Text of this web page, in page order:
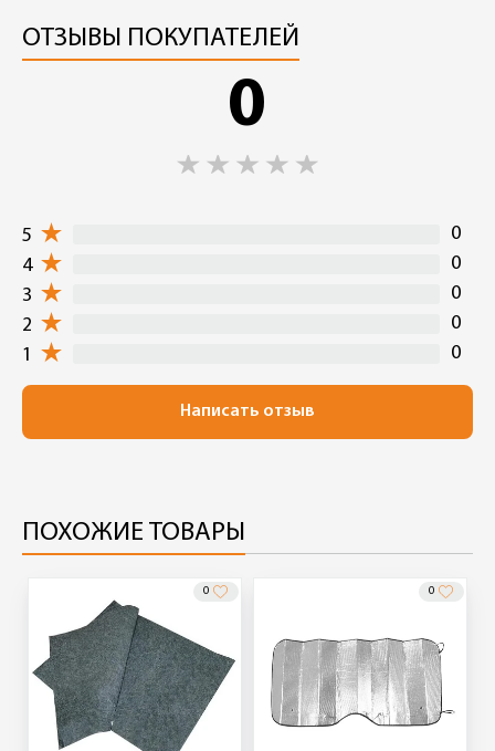
ОТЗЫВЫ ПОКУПАТЕЛЕЙ
0
5
0
4
0
3
0
2
0
1
0
Написать отзыв
ПОХОЖИЕ ТОВАРЫ
0 0